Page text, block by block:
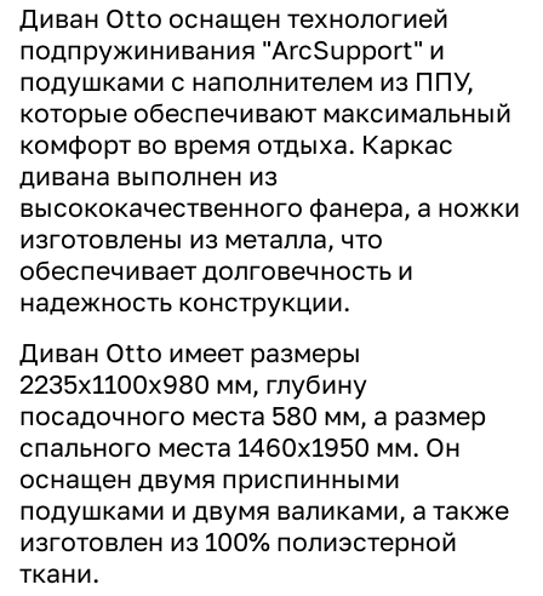
Диван Otto оснащен технологией
подпружинивания "ArcSupport" и
подушками с наполнителем из ППУ,
которые обеспечивают максимальный
комфорт во время отдыха. Каркас
дивана выполнен из
высококачественного фанера, а ножки
изготовлены из металла, что
обеспечивает долговечность и
надежность конструкции.
Диван Otto имеет размеры
2235х1100х980 мм, глубину
посадочного места 580 мм, а размер
спального места 1460х1950 мм. Он
оснащен двумя приспинными
подушками и двумя валиками, а также
изготовлен из 100% полиэстерной
ткани.